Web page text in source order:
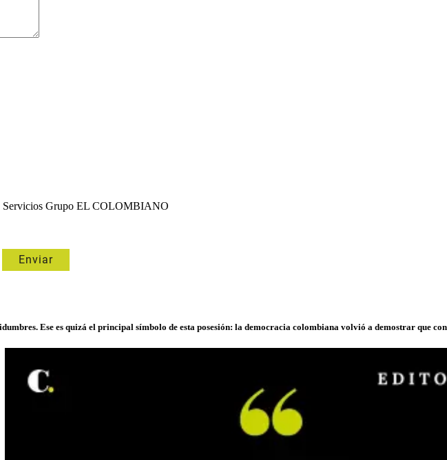
Servicios Grupo EL COLOMBIANO
Ese es quizá el principal símbolo de esta posesión: la democracia colombiana volvió a demostrar que